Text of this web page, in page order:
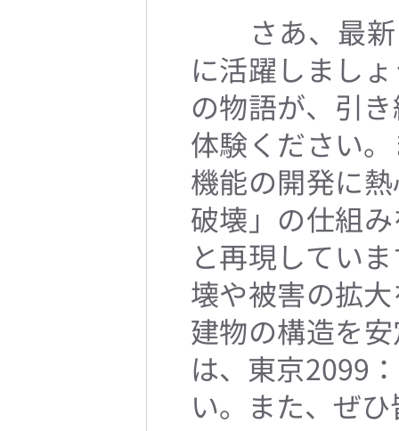
さあ、最新
に活躍しまし
の物語が、引
体験ください
機能の開発に
破壊」の仕組
と再現してい
壊や被害の拡
建物の構造を
は、東京2099
い。また、ぜ